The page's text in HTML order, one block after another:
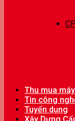
Thu mua
Tin công
Tuyển dụng